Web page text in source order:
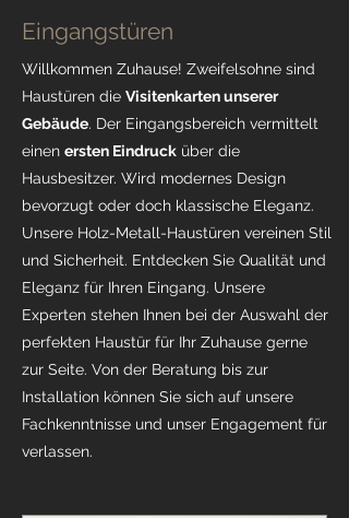
Eingangstüren
Willkommen Zuhause! Zweifelsohne sind
Haustüren die Visitenkarten unserer
Gebäude. Der Eingangsbereich vermittelt
einen ersten Eindruck über die
Hausbesitzer. Wird modernes Design
bevorzugt oder doch klassische Eleganz.
Unsere Holz-Metall-Haustüren vereinen Stil
und Sicherheit. Entdecken Sie Qualität und
Eleganz für Ihren Eingang. Unsere
Experten stehen Ihnen bei der Auswahl der
perfekten Haustür für Ihr Zuhause gerne
zur Seite. Von der Beratung bis zur
Installation können Sie sich auf unsere
Fachkenntnisse und unser Engagement für
verlassen.